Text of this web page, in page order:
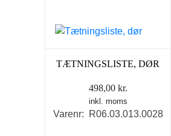
TÆTNINGSLISTE, DØR
498,00 kr.
inkl. moms
Varenr: R06.03.013.0028